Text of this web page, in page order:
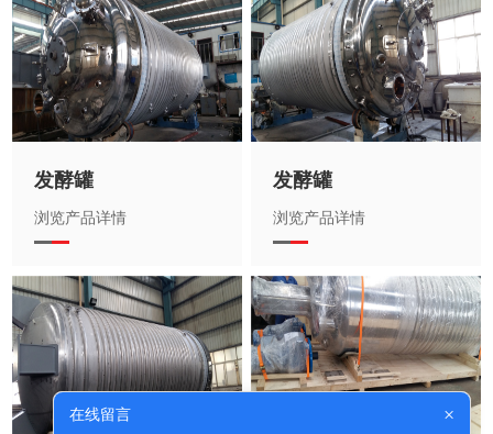
发酵罐
浏览产品详情
发酵罐
浏览产品详情
在线留言 ×